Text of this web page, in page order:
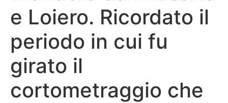
e Loiero. Ricordato il
periodo in cui fu
girato il
cortometraggio che